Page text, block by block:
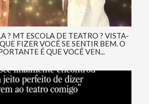
? MT ESCOLA DE TEATRO ? VISTA-
FIZER VOCÊ SE SENTIR BEM. O
É QUE VOCÊ VEN...